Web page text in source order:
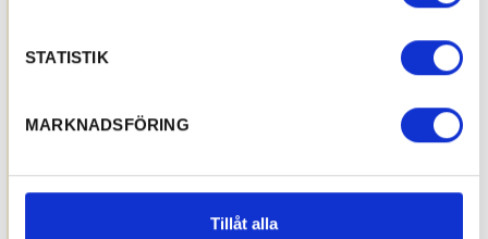
STATISTIK
MARKNADSFÖRING
Tillåt alla